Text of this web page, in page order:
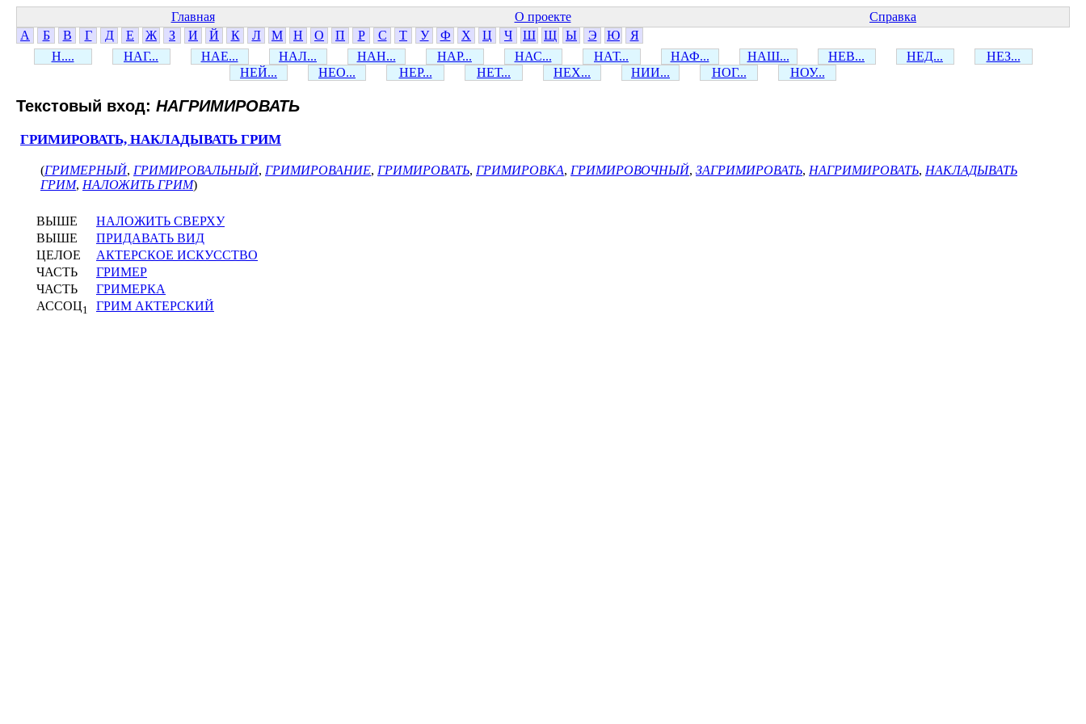
Главная О проекте
Справка
А
Б В Г Д Е Ж З И Й К Л М Н О П Р С Т У Ф Х Ц Ч Ш Щ Ы Э Ю
Я
Н....
НАГ... НАЕ... НАЛ... НАН... НАР... НАС... НАТ... НАФ... НАШ... НЕВ... НЕД...
НЕЗ...
НЕЙ...
НЕО... НЕР... НЕТ... НЕХ... НИИ... НОГ... НОУ...
Текстовый вход: НАГРИМИРОВАТЬ
ГРИМИРОВАТЬ, НАКЛАДЫВАТЬ ГРИМ
(ГРИМЕРНЫЙ, ГРИМИРОВАЛЬНЫЙ, ГРИМИРОВАНИЕ, ГРИМИРОВАТЬ, ГРИМИРОВКА, ГРИМИРОВОЧНЫЙ, ЗАГРИМИРОВАТЬ, НАГРИМИРОВАТЬ, НАКЛАДЫВАТЬ
ГРИМ, НАЛОЖИТЬ ГРИМ)
ВЫШЕ
НАЛОЖИТЬ СВЕРХУ
ВЫШЕ
ПРИДАВАТЬ ВИД
ЦЕЛОЕ
АКТЕРСКОЕ ИСКУССТВО
ЧАСТЬ
ГРИМЕР
ЧАСТЬ
ГРИМЕРКА
АССОЦ1 ГРИМ АКТЕРСКИЙ